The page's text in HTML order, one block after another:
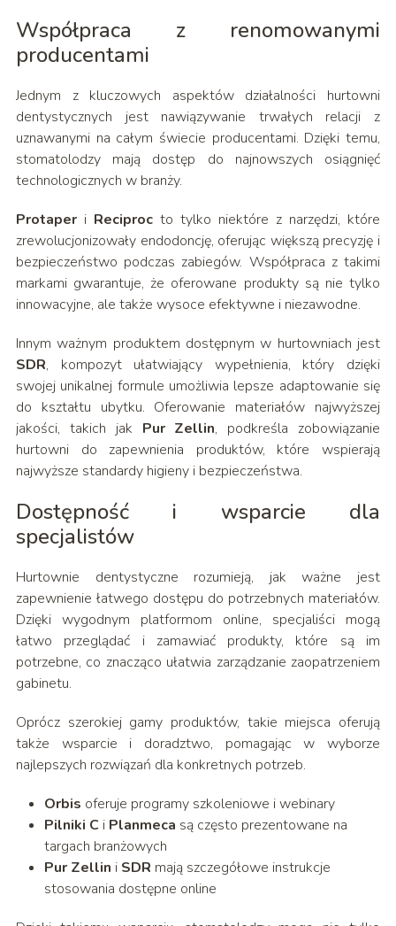
Współpraca z renomowanymi
producentami
Jednym z kluczowych aspektów działalności hurtowni
dentystycznych jest nawiązywanie trwałych relacji z
uznawanymi na całym świecie producentami. Dzięki temu,
stomatolodzy mają dostęp do najnowszych osiągnięć
technologicznych w branży.
Protaperi Reciprocto tylko niektóre z narzędzi, które
zrewolucjonizowały endodoncję, oferując większą precyzję i
bezpieczeństwo podczas zabiegów. Współpraca z takimi
markami gwarantuje, że oferowane produkty są nie tylko
innowacyjne, ale także wysoce efektywne i niezawodne.
Innym ważnym produktem dostępnym w hurtowniach jest
SDR, kompozyt ułatwiający wypełnienia, który dzięki
swojej unikalnej formule umożliwia lepsze adaptowanie się
do kształtu ubytku. Oferowanie materiałów najwyższej
jakości, takich jak Pur Zellin, podkreśla zobowiązanie
hurtowni do zapewnienia produktów, które wspierają
najwyższe standardy higieny i bezpieczeństwa.
Dostępność i wsparcie dla
specjalistów
Hurtownie dentystyczne rozumieją, jak ważne jest
zapewnienie łatwego dostępu do potrzebnych materiałów.
Dzięki wygodnym platformom online, specjaliści mogą
łatwo przeglądać i zamawiać produkty, które są im
potrzebne, co znacząco ułatwia zarządzanie zaopatrzeniem
gabinetu.
Oprócz szerokiej gamy produktów, takie miejsca oferują
także wsparcie i doradztwo, pomagając w wyborze
najlepszych rozwiązań dla konkretnych potrzeb.
Orbis oferuje programy szkoleniowe i webinary
Pilniki Ci Planmeca są często prezentowane na
targach branżowych
Pur Zellin i SDR mają szczegółowe instrukcje
stosowania dostępne online